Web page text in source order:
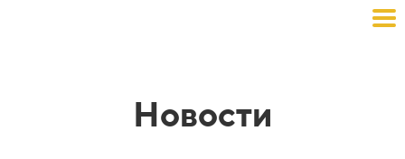
Новости